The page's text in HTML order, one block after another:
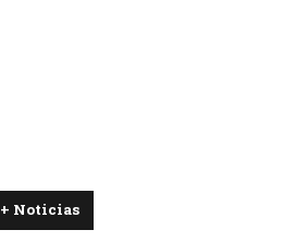
+ Noticias